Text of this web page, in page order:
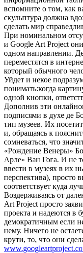
вспомните о том, как
скульптура должна
сделать мир
При номинальном
и Google Art Project
одном направлении.
переместятся в
который обычного
Уйдет и некое
понимать:когда
одной кнопки,
Дополнив эти
подписями в духе де
тип музеев. Их
и, обращаясь к
сомневаться, что
«Рождение Венеры»
Арле» Ван Гога. И не
ввести в музеях в их
перспектива), просто
соответствует куда
Воздерживаясь от
Art Project просто
проекта и надеются в
демократичным если
нему. Ничего не
крути, то, что они